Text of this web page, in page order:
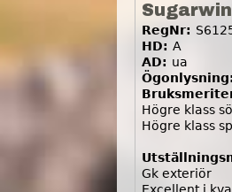
RegNr:
HD: A
AD: ua
Ögonlysning:
Högre klass
Högre klass
Gk exteriör